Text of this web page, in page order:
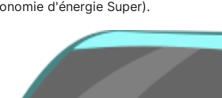
d'énergie Super).